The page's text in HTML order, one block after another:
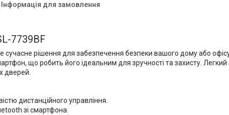
Інформація для замовлення
7739BF
сучасне рішення для забезпечення безпеки вашого дому або
що робить його ідеальним для зручності та захисту.
дверей.
дистанційного управління.
зі смартфона.